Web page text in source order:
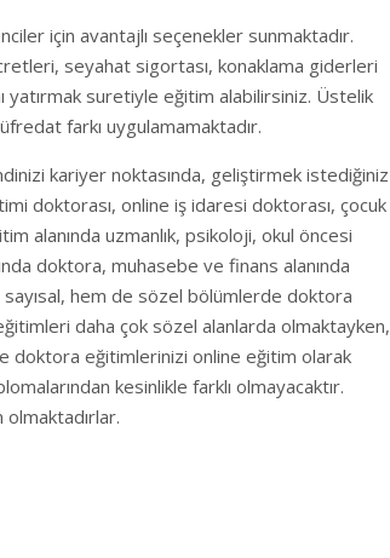
için avantajlı seçenekler sunmaktadır.
seyahat sigortası, konaklama giderleri
yatırmak suretiyle eğitim alabilirsiniz. Üstelik
farkı uygulamamaktadır.
kariyer noktasında, geliştirmek istediğiniz
doktorası, online iş idaresi doktorası, çocuk
alanında uzmanlık, psikoloji, okul öncesi
doktora, muhasebe ve finans alanında
hem de sözel bölümlerde doktora
daha çok sözel alanlarda olmaktayken,
doktora eğitimlerinizi online eğitim olarak
kesinlikle farklı olmayacaktır.